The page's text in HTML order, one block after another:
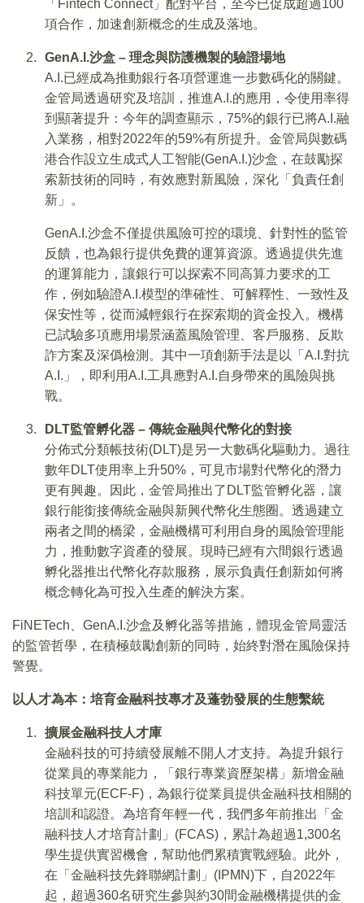
「Fintech Connect」配對平台，至今已促成超過100
項合作，加速創新概念的生成及落地。
GenA.I.沙盒 – 理念與防護機製的驗證場地
A.I.已經成為推動銀行各項營運進一步數碼化的關鍵。
金管局透過研究及培訓，推進A.I.的應用，令使用率得
到顯著提升：今年的調查顯示，75%的銀行已將A.I.融
入業務，相對2022年的59%有所提升。金管局與數碼
港合作設立生成式人工智能(GenA.I.)沙盒，在鼓勵探
索新技術的同時，有效應對新風險，深化「負責任創
新」。
GenA.I.沙盒不僅提供風險可控的環境、針對性的監管
反饋，也為銀行提供免費的運算資源。透過提供先進
的運算能力，讓銀行可以探索不同高算力要求的工
作，例如驗證A.I.模型的準確性、可解釋性、一致性及
保安性等，從而減輕銀行在探索期的資金投入。機構
已試驗多項應用場景涵蓋風險管理、客戶服務、反欺
詐方案及深僞檢測。其中一項創新手法是以「A.I.對抗
A.I.」，即利用A.I.工具應對A.I.自身帶來的風險與挑
戰。
DLT監管孵化器 – 傳統金融與代幣化的對接
分佈式分類帳技術(DLT)是另一大數碼化驅動力。過往
數年DLT使用率上升50%，可見市場對代幣化的潛力
更有興趣。因此，金管局推出了DLT監管孵化器，讓
銀行能銜接傳統金融與新興代幣化生態圈。透過建立
兩者之間的橋梁，金融機構可利用自身的風險管理能
力，推動數字資產的發展。現時已經有六間銀行透過
孵化器推出代幣化存款服務，展示負責任創新如何將
概念轉化為可投入生產的解決方案。
FiNETech、GenA.I.沙盒及孵化器等措施，體現金管局靈活
的監管哲學，在積極鼓勵創新的同時，始終對潛在風險保持
警覺。
以人才為本：培育金融科技專才及蓬勃發展的生態繫統
擴展金融科技人才庫
金融科技的可持續發展離不開人才支持。為提升銀行
從業員的專業能力，「銀行專業資歷架構」新增金融
科技單元(ECF-F)，為銀行從業員提供金融科技相關的
培訓和認證。為培育年輕一代，我們多年前推出「金
融科技人才培育計劃」(FCAS)，累計為超過1,300名
學生提供實習機會，幫助他們累積實戰經驗。此外，
在「金融科技先鋒聯網計劃」(IPMN)下，自2022年
起，超過360名研究生參與約30間金融機構提供的金